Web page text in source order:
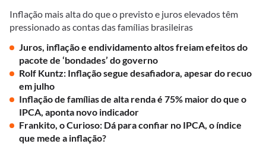
Inflação mais alta do que o previsto e juros elevados têm
pressionado as contas das famílias brasileiras
Juros, inflação e endividamento altos freiam efeitos do
pacote de ‘bondades’ do governo
Rolf Kuntz: Inflação segue desafiadora, apesar do recuo
em julho
Inflação de famílias de alta renda é 75% maior do que o
IPCA, aponta novo indicador
Frankito, o Curioso: Dá para confiar no IPCA, o índice
que mede a inflação?